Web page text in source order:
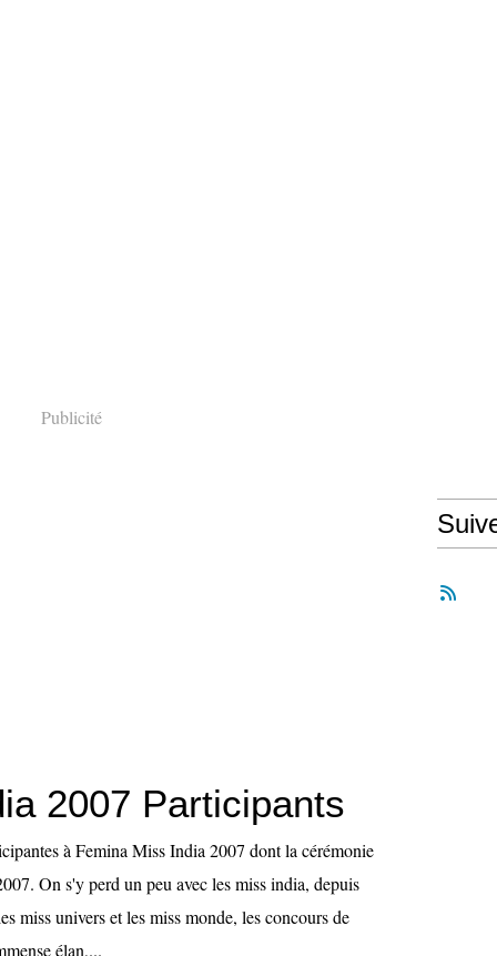
Publicité
2007 Participants
à Femina Miss India 2007 dont la cérémonie
On s'y perd un peu avec les miss india, depuis
miss univers et les miss monde, les concours de
élan,...